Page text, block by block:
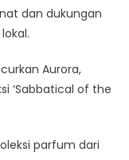
dan dukungan
Aurora,
‘Sabbatical of the
parfum dari